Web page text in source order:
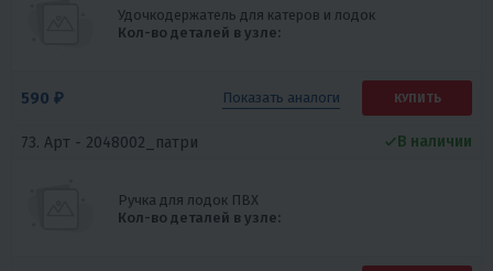
Удочкодержатель для катеров и лодок
Кол-во деталей в узле:
590 ₽ Показать аналоги КУПИТЬ
73. Арт - 2048002_патри
Ручка для лодок ПВХ
Кол-во деталей в узле:
В наличии